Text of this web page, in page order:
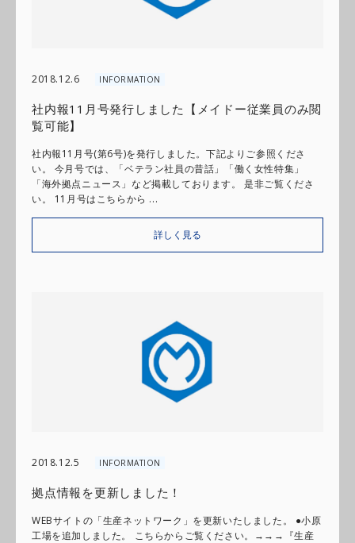
2018.12.6 INFORMATION
社内報11月号発行しました【メイドー従業員のみ閲
覧可能】
社内報11月号(第6号)を発行しました。下記よりご参照くださ
い。 今月号では、「ベテラン社員の昔話」「働く女性特集」
「海外拠点ニュース」など掲載しております。 是非ご覧くださ
い。 11月号はこちらから ...
詳しく見る
2018.12.5 INFORMATION
拠点情報を更新しました！
WEBサイトの「生産ネットワーク」を更新いたしました。 ●小原
工場を追加しました。 こちらからご覧ください。→→→『生産